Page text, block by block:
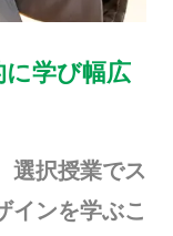
学び幅広
選択授業でス
インを学ぶこ